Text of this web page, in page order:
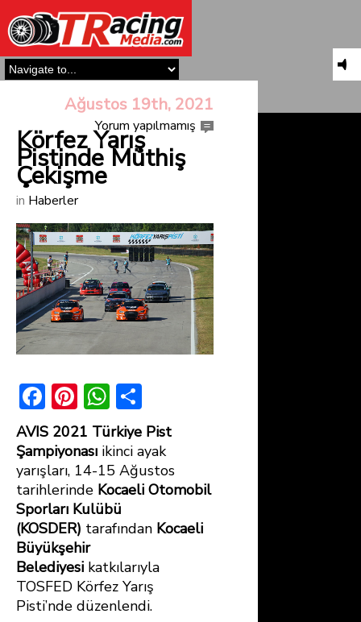
Ağustos 19th, 2021
Yorum yapılmamış
Körfez Yarış
Pistinde Müthiş
Çekişme
in Haberler
F
ac
e
b
o
ok
Pi
nt
er
e
st
W
h
at
s
A
p
h
ar
e
AVIS 2021 Türkiye Pist
Şampiyonası ikinci ayak
yarışları, 14-15 Ağustos
tarihlerinde Kocaeli Otomobil
Sporları Kulübü
(KOSDER) tarafından Kocaeli
Büyükşehir
Belediyesi katkılarıyla
TOSFED Körfez Yarış
Pisti’nde düzenlendi.